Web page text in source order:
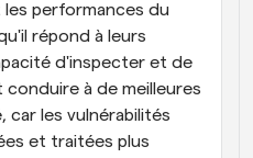
performances du
répond à leurs
d'inspecter et de
à de meilleures
car les vulnérabilités
et traitées plus